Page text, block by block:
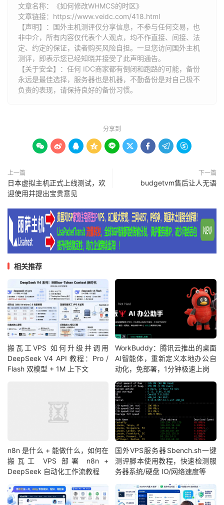
文章名称：《如何修改WHMCS的时区》
文章链接： https://www.veidc.com/418.html
【声明】：国外主机测评仅分享信息，不参与任何交易，也
非中介，所有内容仅代表个人观点，均不作直接、间接、法
定、约定的保证，读者购买风险自担。一旦您访问国外主机
测评，即表示您已经知晓并接受了此声明通告。
【关于安全】：任何 IDC商家都有倒闭和跑路的可能，备份
永远是最佳选择，服务器也是机器，不勤备份是对自己极不
负责的表现，请保持良好的备份习惯。
分享到
        
上一篇
日本虚拟主机正式上线测试，欢
迎使用并提出宝贵意见
下一篇
budgetvm售后让人无语
相关推荐
搬瓦工VPS 如何升级并调用
DeepSeek V4 API 教程：Pro /
Flash 双模型 + 1M 上下文
WorkBuddy：腾讯云推出的桌面
AI智能体，重新定义本地办公自
动化，免部署，1分钟极速上岗
n8n 是什么 + 能做什么，如何在
搬瓦工 VPS 部署 n8n +
DeepSeek 自动化工作流教程
国外VPS服务器Sbench.sh一键
测评脚本使用教程，快速检测服
务器系统/硬盘 IO/网络速度等